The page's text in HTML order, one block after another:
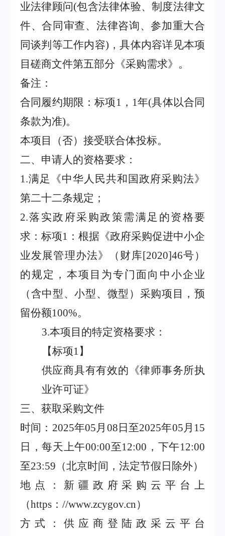
业法律顾问(包含法律体验、制度法律文
件、合同审查、法律咨询、参加重大合
同谈判等工作内容) ，具体内容详见本项
目磋商文件第五部分《采购需求》。
备注：
合同履约期限：标项1 ， 1年(具体以合同
条款为准)。
本项目（否）接受联合体投标。
二、申请人的资格要求：
1.满足《中华人民共和国政府采购法》
第二十二条规定；
2.落实政府采购政策需满足的资格要
求：标项1 ：根据《政府采购促进中小企
业发展管理办法》（财库[2020]46号）
的规定，本项目为专门面向中小企业
（含中型、小型、微型）采购项目，预
留份额100%。
3.本项目的特定资格要求：
【标项1】
供应商具有有效的《律师事务所执
业许可证》
三、获取采购文件
时间： 2025年05月 08 日至2025年05月 15
日，每天上午00:00至12:00 ，下午12:00
至23:59 （北京时间，法定节假日除外）
地点：新疆政府采购云平台上
（https ： //www.zcygov.cn）
方式：供应商登陆政采云平台